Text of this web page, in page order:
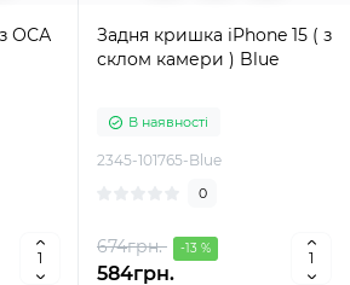
ОСА
Задня кришка iPhone 15 ( з
склом камери ) Blue
В наявності
2345-101765-Blue
0
674грн. -13 %
584грн.